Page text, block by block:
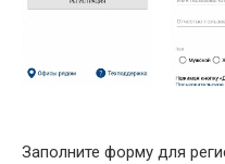
Заполните форму для